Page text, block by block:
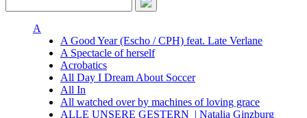
A
A Good Year (Escho / CPH) feat. Late Verlane
A Spectacle of herself
Acrobatics
All Day I Dream About Soccer
All In
All watched over by machines of loving grace
ALLE UNSERE GESTERN | Natalia Ginzburg